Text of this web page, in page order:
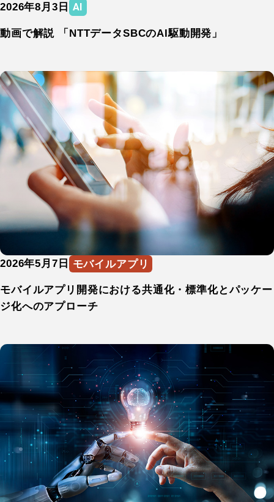
2026年8月3日 AI
動画で解説 「NTTデータSBCのAI駆動開発」
2026年5月7日
モバイルアプリ
モバイルアプリ開発における共通化・標準化とパッケー
ジ化へのアプローチ